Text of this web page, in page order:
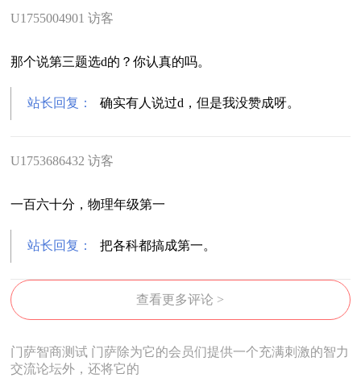
U1755004901 访客
那个说第三题选d的？你认真的吗。
站长回复： 确实有人说过d，但是我没赞成呀。
U1753686432 访客
一百六十分，物理年级第一
站长回复： 把各科都搞成第一。
查看更多评论 >
门萨智商测试 门萨除为它的会员们提供一个充满刺激的智力
交流论坛外，还将它的